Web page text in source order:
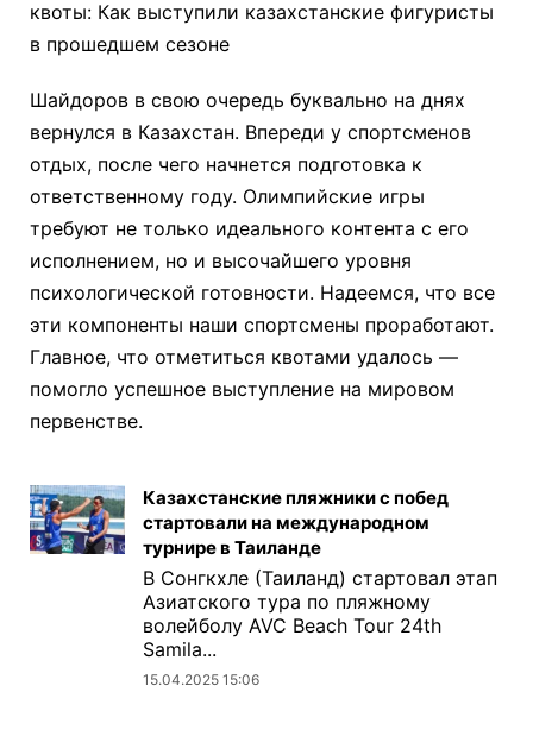
Шайдоров в свою очередь буквально на днях
вернулся в Казахстан. Впереди у спортсменов
отдых, после чего начнется подготовка к
ответственному году. Олимпийские игры
требуют не только идеального контента с его
исполнением, но и высочайшего уровня
психологической готовности. Надеемся, что все
эти компоненты наши спортсмены проработают.
Главное, что отметиться квотами удалось —
помогло успешное выступление на мировом
первенстве.
Казахстанские пляжники с побед
стартовали на международном
турнире в Таиланде
В Сонгкхле (Таиланд) стартовал этап
Азиатского тура по пляжному
волейболу AVC Beach Tour 24th
Samila...
15.04.2025 15:06